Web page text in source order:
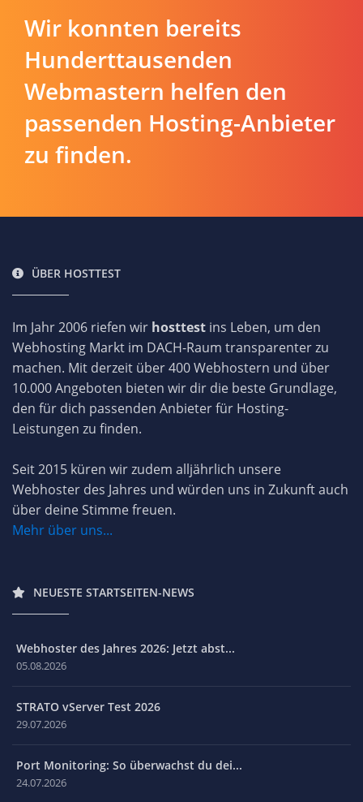
Wir konnten bereits
Hunderttausenden
Webmastern helfen den
passenden Hosting-Anbieter
zu finden.
ÜBER HOSTTEST
Im Jahr 2006 riefen wir hosttest ins Leben, um den
Webhosting Markt im DACH-Raum transparenter zu
machen. Mit derzeit über 400 Webhostern und über
10.000 Angeboten bieten wir dir die beste Grundlage,
den für dich passenden Anbieter für Hosting-
Leistungen zu finden.
Seit 2015 küren wir zudem alljährlich unsere
Webhoster des Jahres und würden uns in Zukunft auch
über deine Stimme freuen.
Mehr über uns...
NEUESTE STARTSEITEN-NEWS
Webhoster des Jahres 2026: Jetzt abst...
05.08.2026
STRATO vServer Test 2026
29.07.2026
Port Monitoring: So überwachst du dei...
24.07.2026